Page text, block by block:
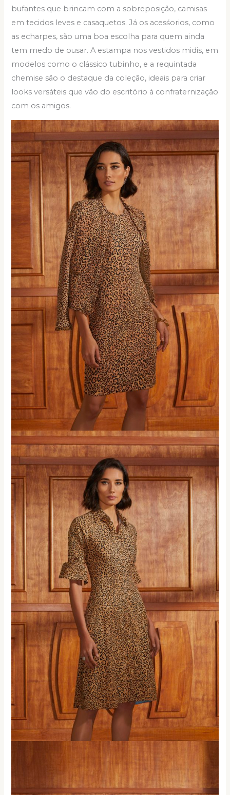
bufantes que brincam com a sobreposição, camisas
em tecidos leves e casaquetos. Já os acesśorios, como
as echarpes, são uma boa escolha para quem ainda
tem medo de ousar. A estampa nos vestidos midis, em
modelos como o clássico tubinho, e a requintada
chemise são o destaque da coleção, ideais para criar
looks versáteis que vão do escritório à confraternização
com os amigos.